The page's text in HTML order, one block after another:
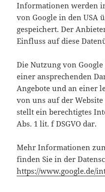
Informationen werden
von Google in den USA
gespeichert. Der
Einfluss auf diese
Die Nutzung von
einer ansprechenden
Angebote und an einer
von uns auf der Website
stellt ein berechtigtes
Abs. 1 lit. f DSGVO dar.
Mehr Informationen
finden Sie in der
https://www.google.de/